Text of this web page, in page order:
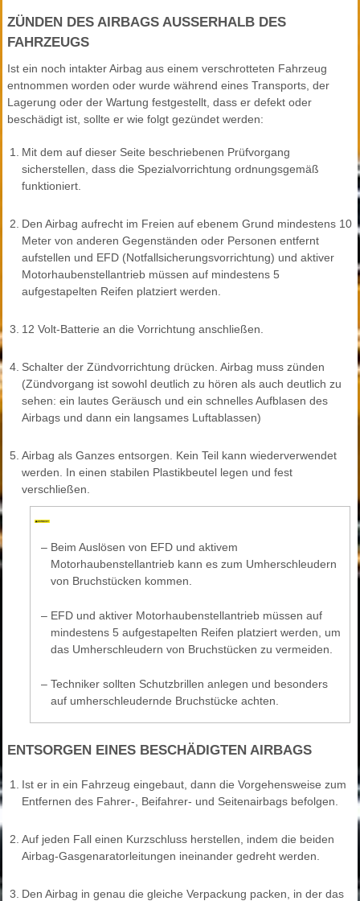
ZÜNDEN DES AIRBAGS AUSSERHALB DES
FAHRZEUGS
Ist ein noch intakter Airbag aus einem verschrotteten Fahrzeug
entnommen worden oder wurde während eines Transports, der
Lagerung oder der Wartung festgestellt, dass er defekt oder
beschädigt ist, sollte er wie folgt gezündet werden:
1.
Mit dem auf dieser Seite beschriebenen Prüfvorgang
sicherstellen, dass die Spezialvorrichtung ordnungsgemäß
funktioniert.
2. Den Airbag aufrecht im Freien auf ebenem Grund mindestens 10
Meter von anderen Gegenständen oder Personen entfernt
aufstellen und EFD (Notfallsicherungsvorrichtung) und aktiver
Motorhaubenstellantrieb müssen auf mindestens 5
aufgestapelten Reifen platziert werden.
3. 12 Volt-Batterie an die Vorrichtung anschließen.
4. Schalter der Zündvorrichtung drücken. Airbag muss zünden
(Zündvorgang ist sowohl deutlich zu hören als auch deutlich zu
sehen: ein lautes Geräusch und ein schnelles Aufblasen des
Airbags und dann ein langsames Luftablassen)
5. Airbag als Ganzes entsorgen. Kein Teil kann wiederverwendet
werden. In einen stabilen Plastikbeutel legen und fest
verschließen.
– Beim Auslösen von EFD und aktivem
Motorhaubenstellantrieb kann es zum Umherschleudern
von Bruchstücken kommen.
– EFD und aktiver Motorhaubenstellantrieb müssen auf
mindestens 5 aufgestapelten Reifen platziert werden, um
das Umherschleudern von Bruchstücken zu vermeiden.
– Techniker sollten Schutzbrillen anlegen und besonders
auf umherschleudernde Bruchstücke achten.
ENTSORGEN EINES BESCHÄDIGTEN AIRBAGS
1.
Ist er in ein Fahrzeug eingebaut, dann die Vorgehensweise zum
Entfernen des Fahrer-, Beifahrer- und Seitenairbags befolgen.
2. Auf jeden Fall einen Kurzschluss herstellen, indem die beiden
Airbag-Gasgenaratorleitungen ineinander gedreht werden.
3. Den Airbag in genau die gleiche Verpackung packen, in der das